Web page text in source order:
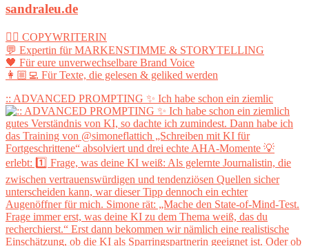
sandraleu.de
✍🏻 COPYWRITERIN
💬 Expertin für MARKENSTIMME & STORYTELLING
🖤 Für eure unverwechselbare Brand Voice
👩🏼‍💻 Für Texte, die gelesen & geliked werden
:: ADVANCED PROMPTING ✨ Ich habe schon ein ziemlic